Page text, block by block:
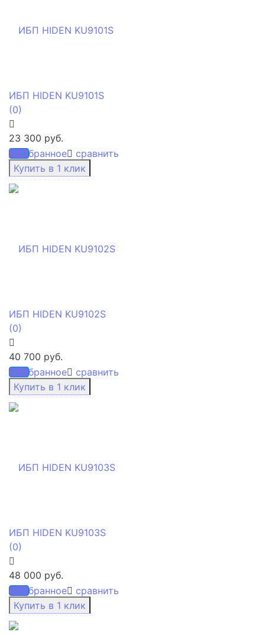
избранное сравнить
ИБП HIDEN KU9101S
(0)
23 300 руб.
избранное сравнить
ИБП HIDEN KU9102S
(0)
40 700 руб.
избранное сравнить
ИБП HIDEN KU9103S
(0)
48 000 руб.